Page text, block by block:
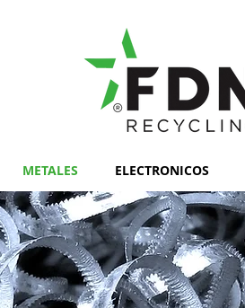
METALES ELECTRONICOS